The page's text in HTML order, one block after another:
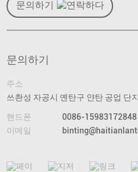
문의하기
문의하기
주소
쓰촨성 자공시 옌탄구 얀탄 공업 단
핸드폰
0086-15983172848
이메일